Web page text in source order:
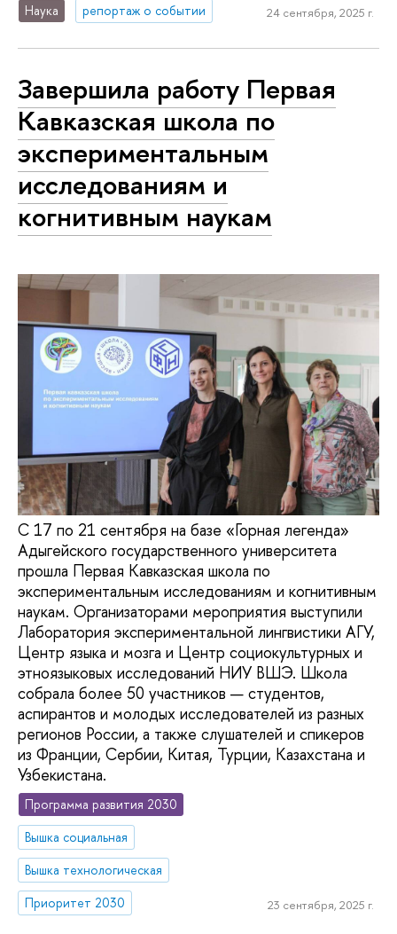
Наука репортаж о событии 24 сентября, 2025 г.
Завершила работу Первая
Кавказская школа по
экспериментальным
исследованиям и
когнитивным наукам
С 17 по 21 сентября на базе «Горная легенда»
Адыгейского государственного университета
прошла Первая Кавказская школа по
экспериментальным исследованиям и когнитивным
наукам. Организаторами мероприятия выступили
Лаборатория экспериментальной лингвистики АГУ,
Центр языка и мозга и Центр социокультурных и
этноязыковых исследований НИУ ВШЭ. Школа
собрала более 50 участников — студентов,
аспирантов и молодых исследователей из разных
регионов России, а также слушателей и спикеров
из Франции, Сербии, Китая, Турции, Казахстана и
Узбекистана.
Программа развития 2030
Вышка социальная
Вышка технологическая
Приоритет 2030
23 сентября, 2025 г.